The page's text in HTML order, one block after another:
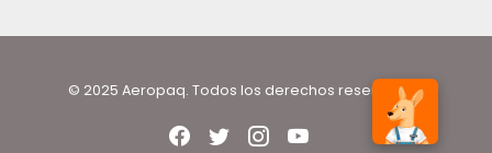
© 2025 Aeropaq. Todos los derechos reservados.